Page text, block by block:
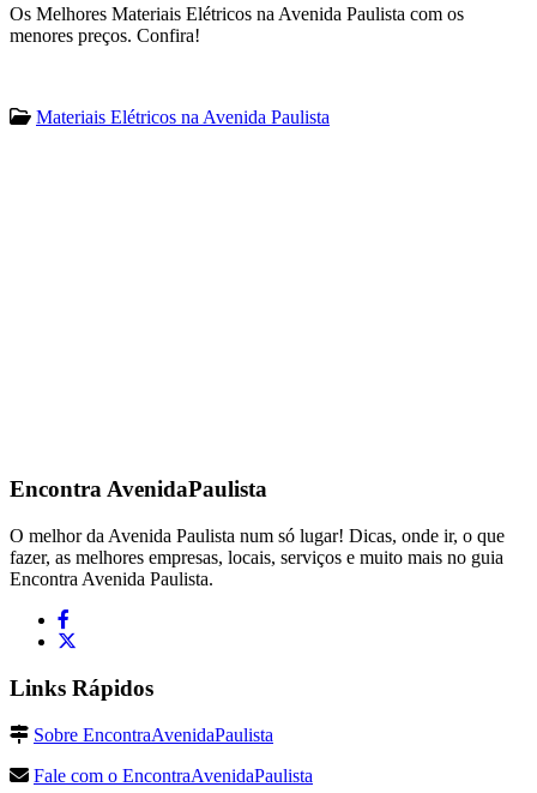
Os Melhores Materiais Elétricos na Avenida Paulista com os
menores preços. Confira!
Materiais Elétricos na Avenida Paulista
EncontraAvenidaPaulista
O melhor da Avenida Paulista num só lugar! Dicas, onde ir, o que
fazer, as melhores empresas, locais, serviços e muito mais no guia
Encontra Avenida Paulista.
Links Rápidos
Sobre EncontraAvenidaPaulista
Fale com o EncontraAvenidaPaulista